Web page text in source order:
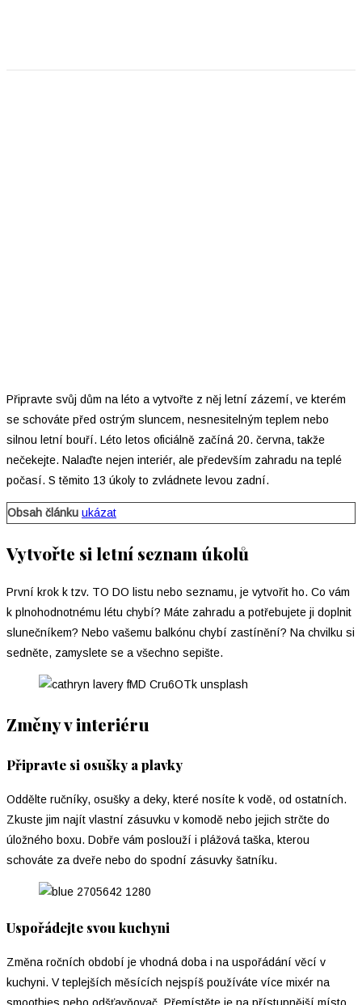
Připravte svůj dům na léto a vytvořte z něj letní zázemí, ve kterém
se schováte před ostrým sluncem, nesnesitelným teplem nebo
silnou letní bouří. Léto letos oficiálně začíná 20. června, takže
nečekejte. Nalaďte nejen interiér, ale především zahradu na teplé
počasí. S těmito 13 úkoly to zvládnete levou zadní.
Obsah článku ukázat
Vytvořte si letní seznam úkolů
První krok k tzv. TO DO listu nebo seznamu, je vytvořit ho. Co vám
k plnohodnotnému létu chybí? Máte zahradu a potřebujete ji doplnit
slunečníkem? Nebo vašemu balkónu chybí zastínění? Na chvilku si
sedněte, zamyslete se a všechno sepište.
Změny v interiéru
Připravte si osušky a plavky
Oddělte ručníky, osušky a deky, které nosíte k vodě, od ostatních.
Zkuste jim najít vlastní zásuvku v komodě nebo jejich strčte do
úložného boxu. Dobře vám poslouží i plážová taška, kterou
schováte za dveře nebo do spodní zásuvky šatníku.
Uspořádejte svou kuchyni
Změna ročních období je vhodná doba i na uspořádání věcí v
kuchyni. V teplejších měsících nejspíš používáte více mixér na